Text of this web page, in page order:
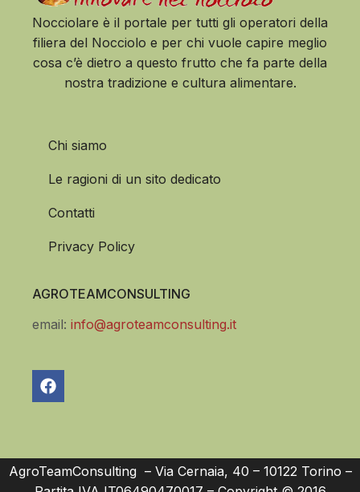
Nocciolare è il portale per tutti gli operatori della
filiera del Nocciolo e per chi vuole capire meglio
cosa c’è dietro a questo frutto che fa parte della
nostra tradizione e cultura alimentare.
Chi siamo
Le ragioni di un sito dedicato
Contatti
Privacy Policy
AGROTEAMCONSULTING
email: info@agroteamconsulting.it
AgroTeamConsulting – Via Cernaia, 40 – 10122 Torino –